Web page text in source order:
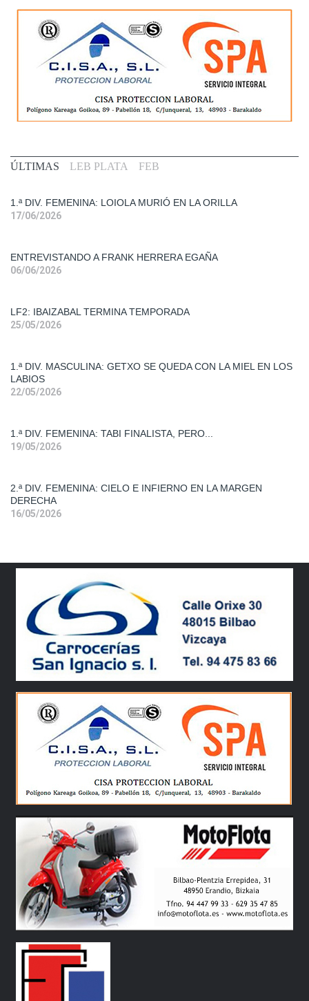
ÚLTIMAS LEB PLATA FEB
Div.
1.ª DIV. FEMENINA: LOIOLA MURIÓ EN LA ORILLA
17/06/2026
ENTREVISTANDO A FRANK HERRERA EGAÑA
06/06/2026
Liga
Femenina
LF2: IBAIZABAL TERMINA TEMPORADA
25/05/2026
Primera
Div.
1.ª DIV. MASCULINA: GETXO SE QUEDA CON LA MIEL EN LOS
LABIOS
22/05/2026
Primera
Div.
1.ª DIV. FEMENINA: TABI FINALISTA, PERO...
19/05/2026
Segunda
2.ª DIV. FEMENINA: CIELO E INFIERNO EN LA MARGEN
DERECHA
16/05/2026